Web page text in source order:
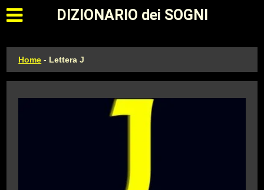
Apri il menu principale
DIZIONARIO dei SOGNI
Home - Lettera J